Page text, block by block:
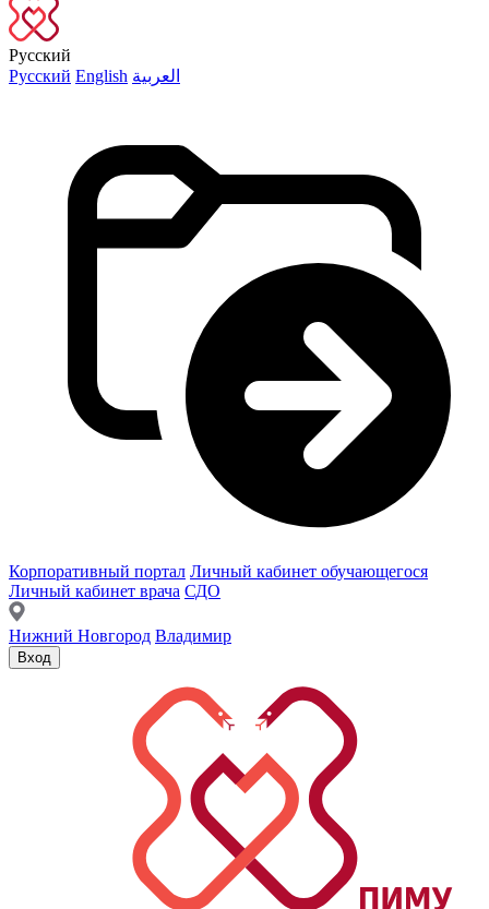
Русский
Русский English العربية
Корпоративный портал Личный кабинет обучающегося
Личный кабинет врача СДО
Нижний Новгород Владимир
Вход